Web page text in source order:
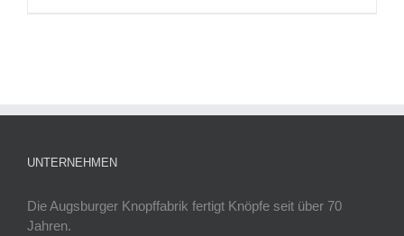
UNTERNEHMEN
Die Augsburger Knopffabrik fertigt Knöpfe seit über 70
Jahren.